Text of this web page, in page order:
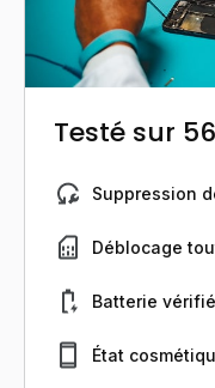
Testé sur
Suppression
Déblocage
Batterie
État